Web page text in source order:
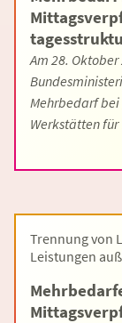
Am 28.
Mehrbedarf
Werkstätten
Trennung von
Leistungen